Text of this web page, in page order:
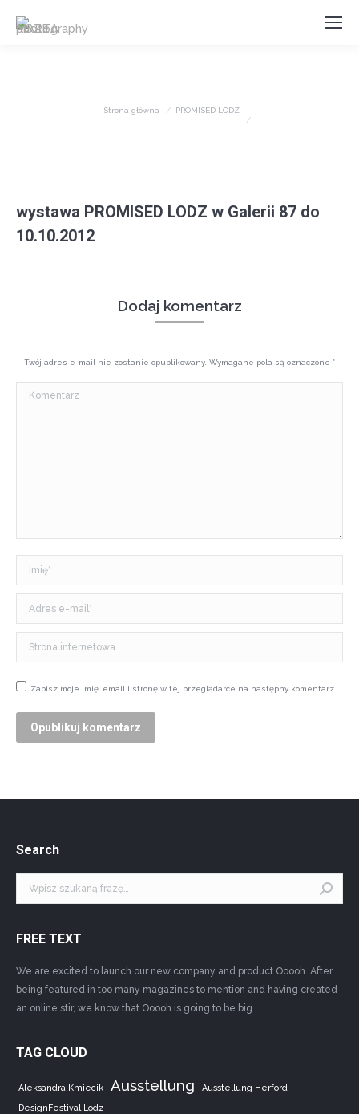
Jesteś tutaj:
Strona główna PROMISED LODZ
wystawa PROMISED LODZ w Galerii 87 do
10.10.2012
Dodaj komentarz
Twój adres e-mail nie zostanie opublikowany. Wymagane pola są oznaczone *
Komentarz
Imię *
Adres e-mail *
Strona internetowa
Zapisz moje imię, email i stronę w tej przeglądarce na następny komentarz.
Opublikuj komentarz
Search
Szukaj:
FREE TEXT
We are excited to launch our new company and product Ooooh. After
being featured in too many magazines to mention and having created
an online stir, we know that Ooooh is going to be big.
TAG CLOUD
Aleksandra Kmiecik Ausstellung Ausstellung Herford
DesignFestival Lodz